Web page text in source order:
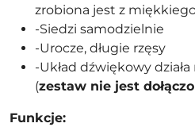
zrobiona jest z
-Siedzi samodzielnie
-Urocze, długie rzęsy
-Układ dźwiękowy
(zestaw nie jest
Funkcje: